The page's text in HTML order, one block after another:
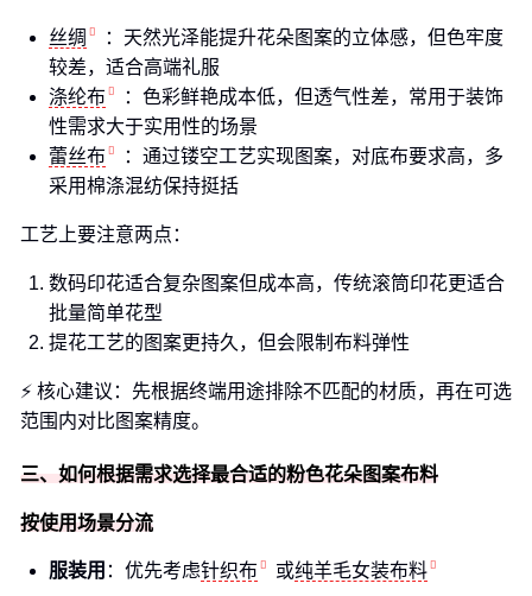
丝绸
：天然光泽能提升花朵图案的立体感，但色牢度
较差，适合高端礼服
涤纶布
：色彩鲜艳成本低，但透气性差，常用于装饰
性需求大于实用性的场景
蕾丝布
：通过镂空工艺实现图案，对底布要求高，多
采用棉涤混纺保持挺括
工艺上要注意两点：
数码印花适合复杂图案但成本高，传统滚筒印花更适合
批量简单花型
提花工艺的图案更持久，但会限制布料弹性
⚡ 核心建议：先根据终端用途排除不匹配的材质，再在可选
范围内对比图案精度。
三、如何根据需求选择最合适的粉色花朵图案布料
按使用场景分流
服装用 ：优先考虑针织布 或纯羊毛女装布料